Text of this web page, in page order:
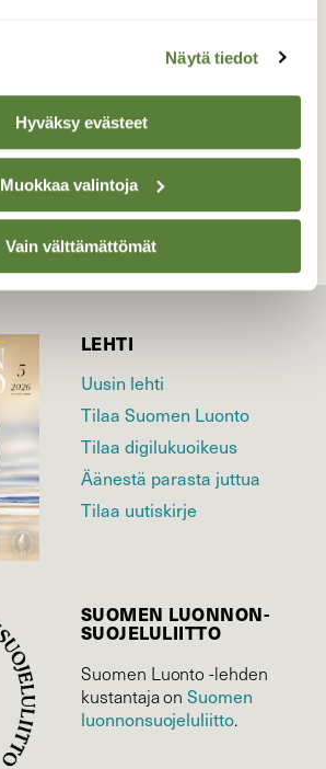
Näytä tiedot
Hyväksy evästeet
Muokkaa valintoja
Vain välttämättömät
TAKAISIN LISTAAN
LEHTI
Uusin lehti
Tilaa Suomen Luonto
Tilaa digilukuoikeus
Äänestä parasta juttua
Tilaa uutiskirje
SUOMEN LUONNON­
SUOJELU­LIITTO
Suomen Luonto -lehden
kustantaja onSuomen
luonnonsuojelu­liitto.